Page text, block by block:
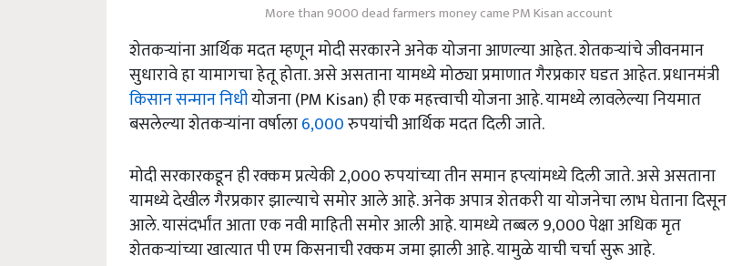
More than 9000 dead farmers money came PM Kisan account
शेतकऱ्यांना आर्थिक मदत म्हणून मोदी सरकारने अनेक योजना आणल्या आहेत. शेतकऱ्यांचे जीवनमान
सुधारावे हा यामागचा हेतू होता. असे असताना यामध्ये मोठ्या प्रमाणात गैरप्रकार घडत आहेत. प्रधानमंत्री
किसान सन्मान निधीयोजना (PM Kisan) ही एक महत्त्वाची योजना आहे. यामध्ये लावलेल्या नियमात
बसलेल्या शेतकऱ्यांना वर्षाला6,000रुपयांची आर्थिक मदत दिली जाते.
मोदी सरकारकडून ही रक्कम प्रत्येकी 2,000 रुपयांच्या तीन समान हप्त्यांमध्ये दिली जाते. असे असताना
यामध्ये देखील गैरप्रकार झाल्याचे समोर आले आहे. अनेक अपात्र शेतकरी या योजनेचा लाभ घेताना दिसून
आले. यासंदर्भांत आता एक नवी माहिती समोर आली आहे. यामध्ये तब्बल 9,000 पेक्षा अधिक मृत
शेतकऱ्यांच्या खात्यात पी एम किसनाची रक्कम जमा झाली आहे. यामुळे याची चर्चा सुरू आहे.